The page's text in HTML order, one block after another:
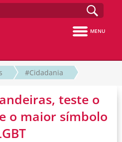
MENU
#Cidadania
teste o
o maior símbolo